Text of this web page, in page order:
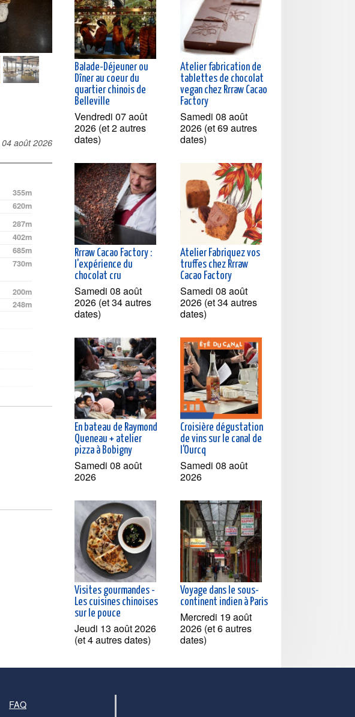
04 août 2026
355m
620m
287m
402m
685m
730m
200m
248m
Balade-Déjeuner ou
Dîner au coeur du
quartier chinois de
Belleville
Vendredi 07 août
2026 (et 2 autres
dates)
Atelier fabrication de
tablettes de chocolat
vegan chez Rrraw Cacao
Factory
Samedi 08 août
2026 (et 69 autres
dates)
Rrraw Cacao Factory :
l'expérience du
chocolat cru
Samedi 08 août
2026 (et 34 autres
dates)
Atelier Fabriquez vos
truffes chez Rrraw
Cacao Factory
Samedi 08 août
2026 (et 34 autres
dates)
En bateau de Raymond
Queneau + atelier
pizza à Bobigny
Samedi 08 août
2026
Croisière dégustation
de vins sur le canal de
l'Ourcq
Samedi 08 août
2026
Visites gourmandes -
Les cuisines chinoises
sur le pouce
Jeudi 13 août 2026
(et 4 autres dates)
Voyage dans le sous-
continent indien à Paris
Mercredi 19 août
2026 (et 6 autres
dates)
FAQ